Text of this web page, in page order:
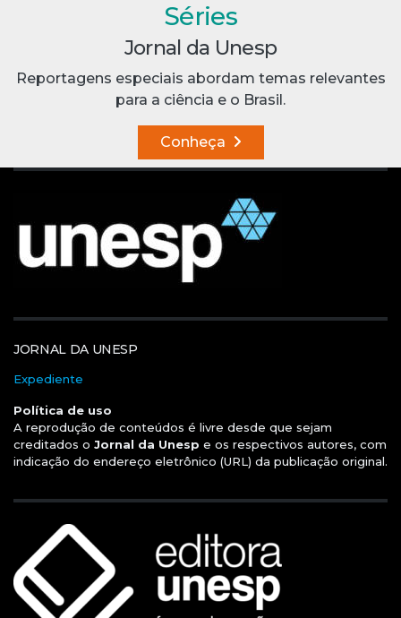
Séries
Jornal da Unesp
Reportagens especiais abordam temas relevantes
para a ciência e o Brasil.
Conheça
JORNAL DA UNESP
Expediente
Política de uso
A reprodução de conteúdos é livre desde que sejam
creditados o Jornal da Unesp e os respectivos autores, com
indicação do endereço eletrônico (URL) da publicação original.